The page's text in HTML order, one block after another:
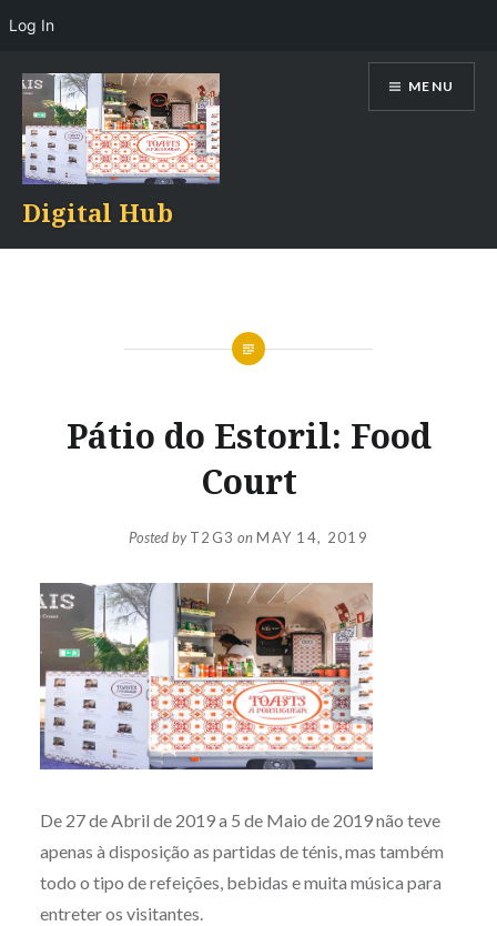
content
Digital Hub
MENU
Pátio do Estoril: Food
Court
Posted byT2G3 onMAY 14, 2019
De 27 de Abril de 2019 a 5 de Maio de 2019 não teve
apenas à disposição as partidas de ténis, mas também
todo o tipo de refeições, bebidas e muita música para
entreter os visitantes.
Log In